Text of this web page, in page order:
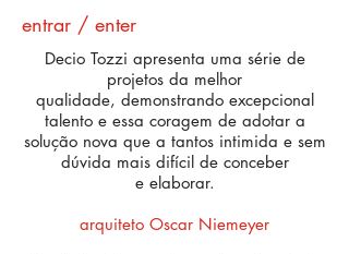
Decio Tozzi apresenta uma série de
projetos da melhor
qualidade, demonstrando excepcional
talento e essa coragem de adotar a
solução nova que a tantos intimida e sem
dúvida mais difícil de conceber
e elaborar.
arquiteto Oscar Niemeyer
entrar / enter